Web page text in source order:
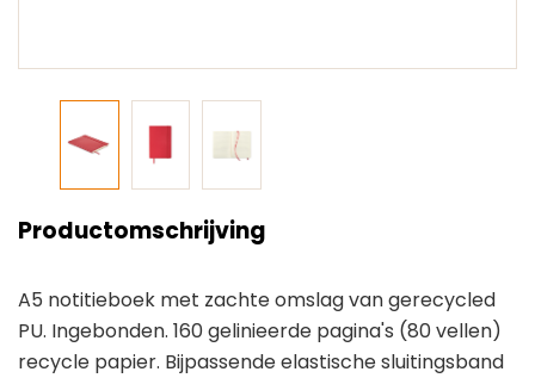
Productomschrijving
A5 notitieboek met zachte omslag van gerecycled
PU. Ingebonden. 160 gelinieerde pagina's (80 vellen)
recycle papier. Bijpassende elastische sluitingsband